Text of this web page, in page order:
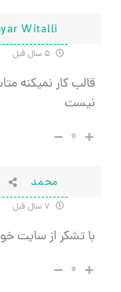
Witalli
قالب کار نمیکنه
نیست
۰
محمد
با تشکر از سایت
۰